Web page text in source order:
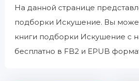
На данной странице
подборки Искушение. Вы
книги подборки Искушение с
бесплатно в FB2 и EPUB